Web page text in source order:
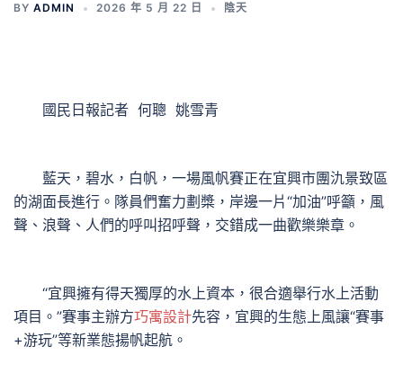
BY ADMIN 2026 年 5 月 22 日 陰天
國民日報記者 何聰 姚雪青
藍天，碧水，白帆，一場風帆賽正在宜興市團氿景致區
的湖面長進行。隊員們奮力劃槳，岸邊一片“加油”呼籲，風
聲、浪聲、人們的呼叫招呼聲，交錯成一曲歡樂樂章。
“宜興擁有得天獨厚的水上資本，很合適舉行水上活動
項目。”賽事主辦方巧寓設計先容，宜興的生態上風讓“賽事
+游玩”等新業態揚帆起航。